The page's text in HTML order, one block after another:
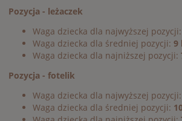
Pozycja - leżaczek
Waga dziecka dla najwyższej pozycji:
Waga dziecka dla średniej pozycji: 9
Waga dziecka dla najniższej pozycji:
Pozycja - fotelik
Waga dziecka dla najwyższej pozycji:
Waga dziecka dla średniej pozycji: